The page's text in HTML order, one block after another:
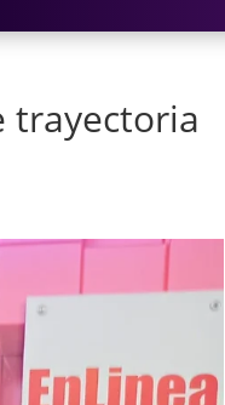
trayectoria